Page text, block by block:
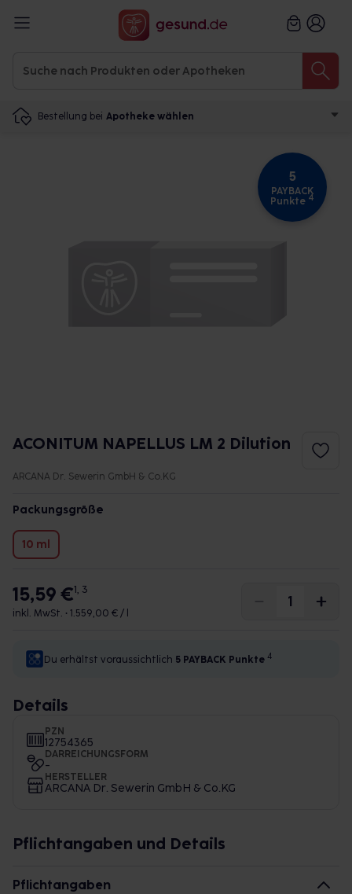
Bestellung bei Apotheke wählen
5
PAYBACK
Punkte 4
ACONITUM NAPELLUS LM 2 Dilution
ARCANA Dr. Sewerin GmbH & Co.KG
Packungsgröße
10 ml
15,59 €1, 3
inkl. MwSt. • 1.559,00 € / l
Du erhältst voraussichtlich 5 PAYBACK Punkte 4
Details
PZN
12754365
DARREICHUNGSFORM
-
HERSTELLER
ARCANA Dr. Sewerin GmbH & Co.KG
Pflichtangaben und Details
Pflichtangaben